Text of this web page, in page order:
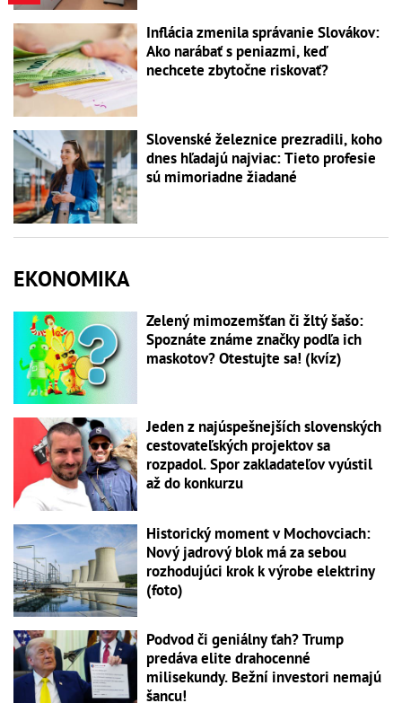
Inflácia zmenila správanie Slovákov:
Ako narábať s peniazmi, keď
nechcete zbytočne riskovať?
Slovenské železnice prezradili, koho
dnes hľadajú najviac: Tieto profesie
sú mimoriadne žiadané
EKONOMIKA
Zelený mimozemšťan či žltý šašo:
Spoznáte známe značky podľa ich
maskotov? Otestujte sa! (kvíz)
Jeden z najúspešnejších slovenských
cestovateľských projektov sa
rozpadol. Spor zakladateľov vyústil
až do konkurzu
Historický moment v Mochovciach:
Nový jadrový blok má za sebou
rozhodujúci krok k výrobe elektriny
(foto)
Podvod či geniálny ťah? Trump
predáva elite drahocenné
milisekundy. Bežní investori nemajú
šancu!